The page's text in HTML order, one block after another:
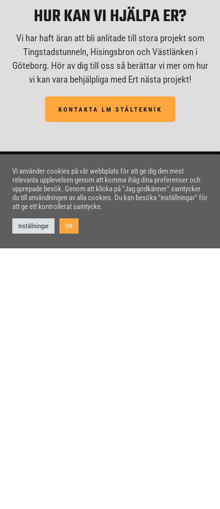
HUR KAN VI HJÄLPA ER?
Vi har haft äran att bli anlitade till stora projekt som
Tingstadstunneln, Hisingsbron och Västlänken i
Göteborg. Hör av dig till oss så berättar vi mer om hur
vi kan vara behjälpliga med Ert nästa projekt!
KONTAKTA LM STÅLTEKNIK
KONTAKTA OSS
Besöksadress:
LM Stålteknik AB
Skeppsbyggaregatan 9
Vi använder cookies på vår webbplats för att ge dig den mest
relevanta upplevelsen genom att komma ihåg dina preferenser och
upprepade besök. Genom att klicka på "Jag godkänner" samtycker
du till användningen av alla cookies. Du kan besöka "inställningar" för
att ge ett kontrollerat samtycke.
Inställningar OK